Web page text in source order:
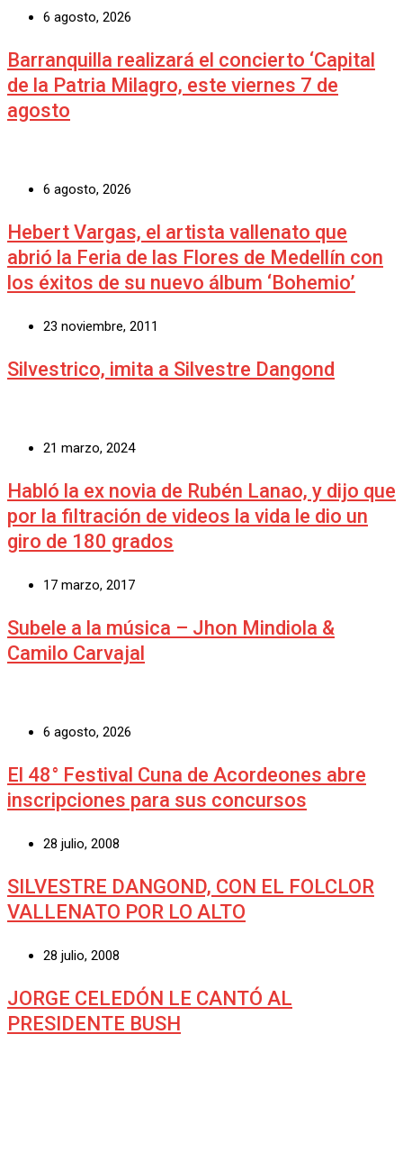
6 agosto, 2026
Barranquilla realizará el concierto ‘Capital
de la Patria Milagro, este viernes 7 de
agosto
6 agosto, 2026
Hebert Vargas, el artista vallenato que
abrió la Feria de las Flores de Medellín con
los éxitos de su nuevo álbum ‘Bohemio’
23 noviembre, 2011
Silvestrico, imita a Silvestre Dangond
21 marzo, 2024
Habló la ex novia de Rubén Lanao, y dijo que
por la filtración de videos la vida le dio un
giro de 180 grados
17 marzo, 2017
Subele a la música – Jhon Mindiola &
Camilo Carvajal
6 agosto, 2026
El 48° Festival Cuna de Acordeones abre
inscripciones para sus concursos
28 julio, 2008
SILVESTRE DANGOND, CON EL FOLCLOR
VALLENATO POR LO ALTO
28 julio, 2008
JORGE CELEDÓN LE CANTÓ AL
PRESIDENTE BUSH